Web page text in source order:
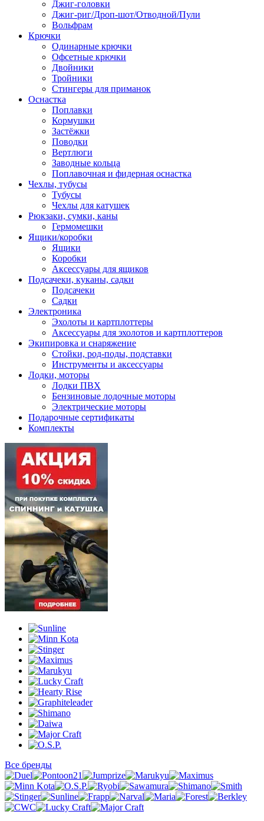
Джиг-головки
Джиг-риг/Дроп-шот/Отводной/Пули
Вольфрам
Крючки
Одинарные крючки
Офсетные крючки
Двойники
Тройники
Стингеры для приманок
Оснастка
Поплавки
Кормушки
Застёжки
Поводки
Вертлюги
Заводные кольца
Поплавочная и фидерная оснастка
Чехлы, тубусы
Тубусы
Чехлы для катушек
Рюкзаки, сумки, каны
Гермомешки
Ящики/коробки
Ящики
Коробки
Аксессуары для ящиков
Подсачеки, куканы, садки
Подсачеки
Садки
Электроника
Эхолоты и картплоттеры
Аксессуары для эхолотов и картплоттеров
Экипировка и снаряжение
Стойки, род-поды, подставки
Инструменты и аксессуары
Лодки, моторы
Лодки ПВХ
Бензиновые лодочные моторы
Электрические моторы
Подарочные сертификаты
Комплекты
Все бренды